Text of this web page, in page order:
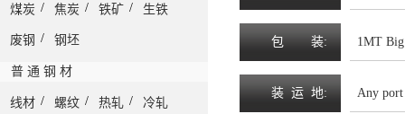
煤炭 / 焦炭 / 铁矿 / 生铁
废钢 / 钢坯
普 通 钢 材
线材 / 螺纹 / 热轧 / 冷轧
包 装: 1MT Big
装 运 地: Any